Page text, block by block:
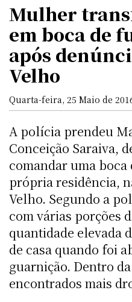
Mulher
em boca de
após
Velho
Quarta-feira, 25 Maio de
A polícia prendeu
Conceição Saraiva,
comandar uma boca
própria residência,
Velho. Segundo a
com várias porções
quantidade elevada
de casa quando foi
guarnição. Dentro
encontrados mais